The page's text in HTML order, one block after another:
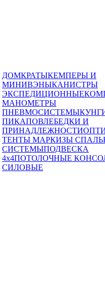
ДОМКРАТЫКЕМПЕРЫ И
МИНИВЭНЫКАНИСТРЫ
ЭКСПЕДИЦИОННЫЕ
МАНОМЕТРЫ
ПНЕВМОСИСТЕМЫ
ПИКАПОВЛЕБЕДКИ И
ПРИНАДЛЕЖНОСТИ
ТЕНТЫ МАРКИЗЫ
СИСТЕМЫПОДВЕСКА
4x4ПОТОЛОЧНЫЕ
СИЛОВЫЕ